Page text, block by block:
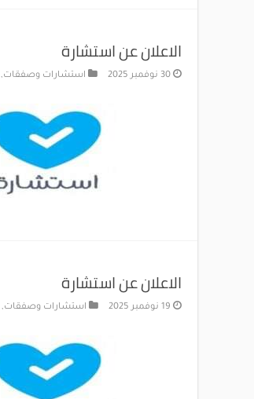
الاعلان عن استشارة
30 نوفمبر 2025 استشارات وصفقات,
الاعلان عن استشارة
19 نوفمبر 2025 استشارات وصفقات,